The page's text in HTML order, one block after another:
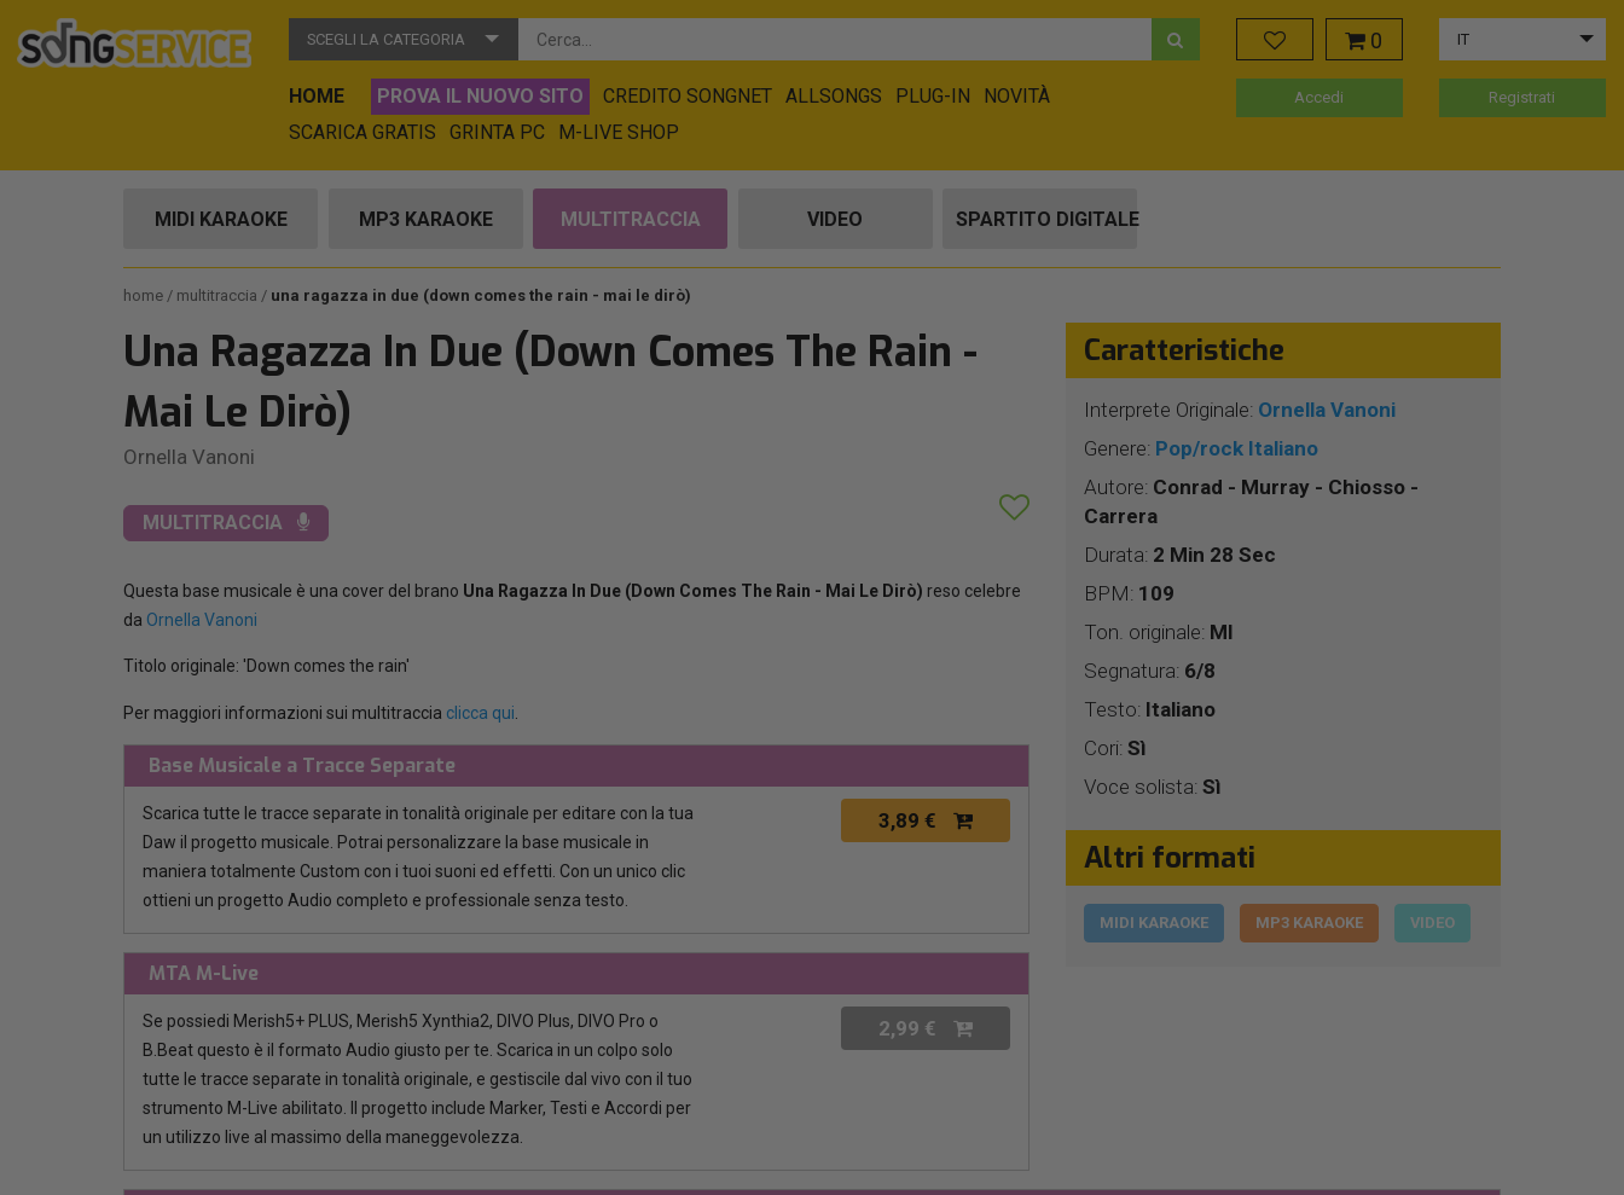
SCEGLI LA CATEGORIA
HOME PROVA IL NUOVO SITO CREDITO SONGNET ALLSONGS PLUG-IN
NOVITÀ
SCARICA GRATIS
GRINTA PC M-LIVE SHOP
0 IT
Accedi Registrati
MIDI KARAOKE MP3 KARAOKE MULTITRACCIA VIDEO SPARTITO DIGITALE
home multitraccia una ragazza in due (down comes the rain - mai le dirò)
Una Ragazza In Due (Down Comes The Rain -
Mai Le Dirò)
Ornella Vanoni
MULTITRACCIA
Questa base musicale è una cover del brano Una Ragazza In Due (Down Comes The Rain - Mai Le Dirò) reso celebre
da Ornella Vanoni
Titolo originale: 'Down comes the rain'
Per maggiori informazioni sui multitraccia clicca qui
Base Musicale a Tracce Separate
Scarica tutte le tracce separate in tonalità originale per editare con la tua
Daw il progetto musicale. Potrai personalizzare la base musicale in
maniera totalmente Custom con i tuoi suoni ed effetti. Con un unico clic
ottieni un progetto Audio completo e professionale senza testo.
3,89 €
MTA M-Live
Se possiedi Merish5+ PLUS, Merish5 Xynthia2, DIVO Plus, DIVO Pro o
B.Beat questo è il formato Audio giusto per te. Scarica in un colpo solo
tutte le tracce separate in tonalità originale, e gestiscile dal vivo con il tuo
strumento M-Live abilitato. Il progetto include Marker, Testi e Accordi per
un utilizzo live al massimo della maneggevolezza.
2,99 €
Caratteristiche
Interprete Originale: Ornella Vanoni
Genere: Pop/rock Italiano
Autore: Conrad - Murray - Chiosso -
Carrera
Durata: 2 Min 28 Sec
BPM: 109
Ton. originale: MI
Segnatura: 6/8
Testo: Italiano
Cori: Sì
Voce solista: Sì
Altri formati
MIDI KARAOKE MP3 KARAOKE VIDEO